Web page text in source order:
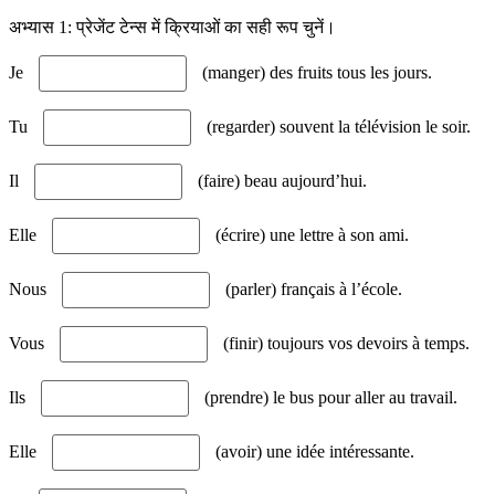
अभ्यास 1: प्रेजेंट टेन्स में क्रियाओं का सही रूप चुनें।
Je (manger) des fruits tous les jours.
Tu (regarder) souvent la télévision le soir.
Il (faire) beau aujourd’hui.
Elle (écrire) une lettre à son ami.
Nous (parler) français à l’école.
Vous (finir) toujours vos devoirs à temps.
Ils (prendre) le bus pour aller au travail.
Elle (avoir) une idée intéressante.